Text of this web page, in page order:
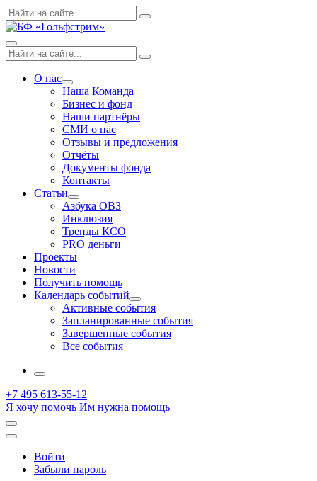
Skip
to
Поиск
по:
Search
Menu
Поиск
по:
Search
О нас
Expand
dropdown
Наша Команда
Бизнес и фонд
Наши партнёры
СМИ о нас
Отзывы и предложения
Отчёты
Документы фонда
Контакты
Статьи
Expand
dropdown
Азбука ОВЗ
Инклюзия
Тренды КСО
PRO деньги
Проекты
Новости
Получить помощь
Календарь событий
Expand
dropdown
Активные события
Запланированные события
Завершенные события
Все события
More
+7 495 613-55-12
Я хочу помочь Им нужна помощь
Открыть
поиск
Профиль
Войти
Забыли пароль